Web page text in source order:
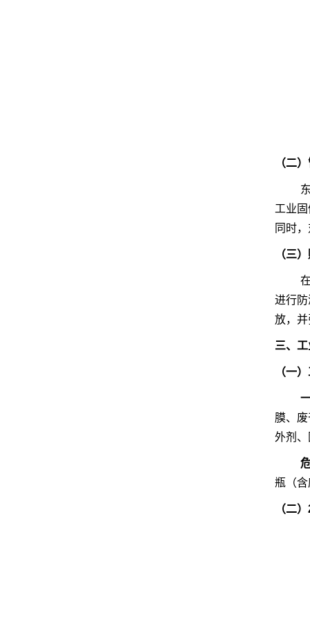
（二
工业
同时
（三
进行
放，
三、
（一
膜、
外剂、
瓶（
（二）